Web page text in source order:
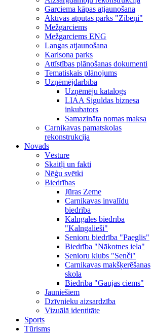
Garciema kāpas atjaunošana
Aktīvās atpūtas parks "Zibeņi"
Mežgarciems
Mežgarciems ENG
Langas atjaunošana
Karlsona parks
Attīstības plānošanas dokumenti
Tematiskais plānojums
Uzņēmējdarbība
Uzņēmēju katalogs
LIAA Siguldas biznesa
inkubators
Samazināta nomas maksa
Carnikavas pamatskolas
rekonstrukcija
Novads
Vēsture
Skaitļi un fakti
Nēģu svētki
Biedrības
Jūras Zeme
Carnikavas invalīdu
biedrība
Kalngales biedrība
"Kalngalieši"
Senioru biedrība "Paeglis"
Biedrība "Nākotnes iela"
Senioru klubs "Senči"
Carnikavas makšķerēšanas
skola
Biedrība "Gaujas ciems"
Jauniešiem
Dzīvnieku aizsardzība
Vizuālā identitāte
Sports
Tūrisms